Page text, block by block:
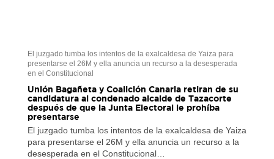
El juzgado tumba los intentos de la exalcaldesa de Yaiza para
presentarse el 26M y ella anuncia un recurso a la desesperada
en el Constitucional
Unión Bagañeta y Coalición Canaria retiran de su
candidatura al condenado alcalde de Tazacorte
después de que la Junta Electoral le prohíba
presentarse
El juzgado tumba los intentos de la exalcaldesa de Yaiza
para presentarse el 26M y ella anuncia un recurso a la
desesperada en el Constitucional…